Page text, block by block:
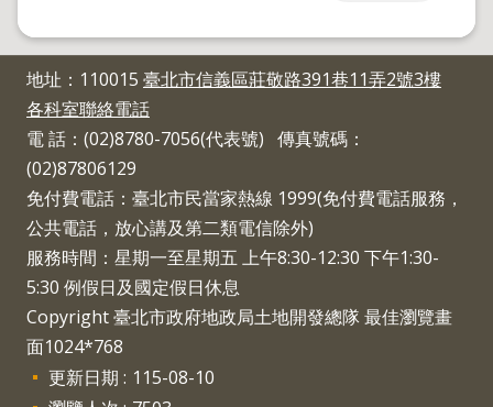
地址：110015 臺北市信義區莊敬路391巷11弄2號3樓
各科室聯絡電話
電 話：(02)8780-7056(代表號) 傳真號碼：
(02)87806129
免付費電話：臺北市民當家熱線 1999(免付費電話服務，
公共電話，放心講及第二類電信除外)
服務時間：星期一至星期五 上午8:30-12:30 下午1:30-
5:30 例假日及國定假日休息
Copyright 臺北市政府地政局土地開發總隊 最佳瀏覽畫
面1024*768
更新日期
115-08-10